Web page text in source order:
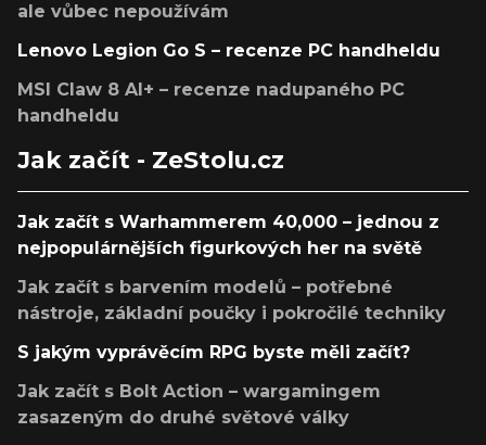
ale vůbec nepoužívám
Lenovo Legion Go S – recenze PC handheldu
MSI Claw 8 AI+ – recenze nadupaného PC
handheldu
Jak začít - ZeStolu.cz
Jak začít s Warhammerem 40,000 – jednou z
nejpopulárnějších figurkových her na světě
Jak začít s barvením modelů – potřebné
nástroje, základní poučky i pokročilé techniky
S jakým vyprávěcím RPG byste měli začít?
Jak začít s Bolt Action – wargamingem
zasazeným do druhé světové války